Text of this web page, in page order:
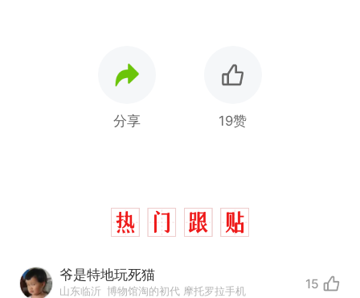
分享 19赞
爷是特地玩死猫
山东临沂 博物馆淘的初代 摩托罗拉手机 15